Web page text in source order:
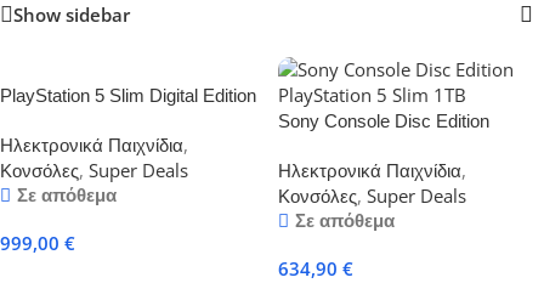
Show sidebar
PlayStation 5 Slim Digital Edition
Ηλεκτρονικά Παιχνίδια,
Κονσόλες, Super Deals
Σε απόθεμα
999,00 €
Sony Console Disc Edition
Ηλεκτρονικά Παιχνίδια,
Κονσόλες, Super Deals
Σε απόθεμα
634,90 €